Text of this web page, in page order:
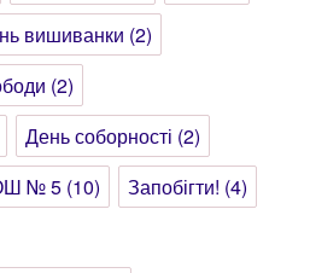
вишиванки (2)
(2)
День соборності (2)
№ 5 (10) Запобігти! (4)